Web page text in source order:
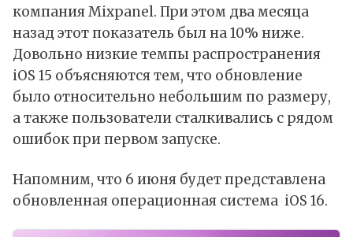
компания Mixpanel. При этом два месяца
назад этот показатель был на 10% ниже.
Довольно низкие темпы распространения
iOS 15 объясняются тем, что обновление
было относительно небольшим по размеру,
а также пользователи сталкивались с рядом
ошибок при первом запуске.
Напомним, что 6 июня будет представлена
обновленная операционная система iOS 16.